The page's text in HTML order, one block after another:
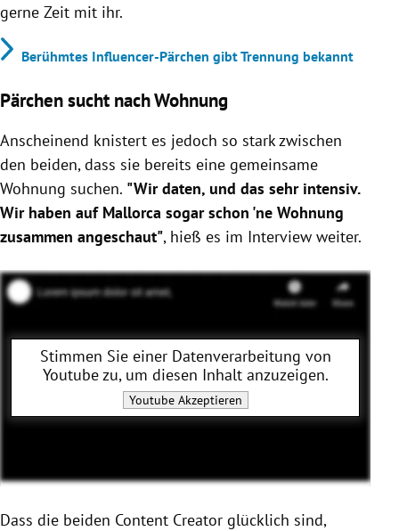
gerne Zeit mit ihr.
Berühmtes Influencer-Pärchen gibt Trennung bekannt
Pärchen sucht nach Wohnung
Anscheinend knistert es jedoch so stark zwischen
den beiden, dass sie bereits eine gemeinsame
Wohnung suchen. "Wir daten, und das sehr intensiv.
Wir haben auf Mallorca sogar schon 'ne Wohnung
zusammen angeschaut", hieß es im Interview weiter.
Stimmen Sie einer Datenverarbeitung von
Youtubezu, um diesen Inhalt anzuzeigen.
YoutubeAkzeptieren
Dass die beiden Content Creator glücklich sind,